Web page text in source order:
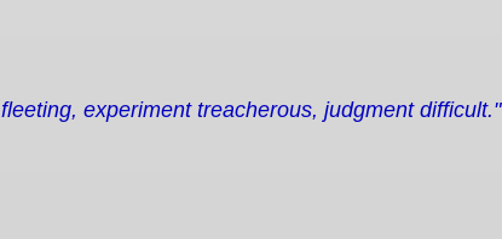
experiment treacherous, judgment difficult."